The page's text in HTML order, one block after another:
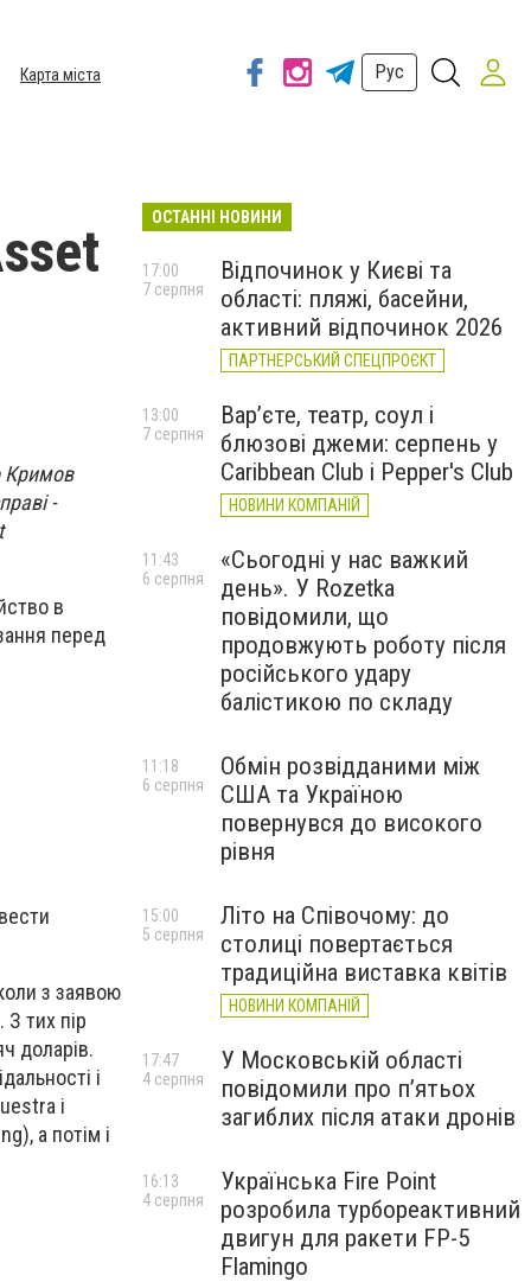
Карта міста Рус
Кримов
-
в
перед
з заявою
тих пір
доларів.
і
і
а потім і
ОСТАННІ НОВИНИ
Відпочинок у Києві та
області: пляжі, басейни,
активний відпочинок 2026
ПАРТНЕРСЬКИЙ СПЕЦПРОЄКТ
17:00
7 серпня
Вар’єте, театр, соул і
блюзові джеми: серпень у
Caribbean Club і Pepper's Club
НОВИНИ КОМПАНІЙ
13:00
7 серпня
«Сьогодні у нас важкий
день». У Rozetka
повідомили, що
продовжують роботу після
російського удару
балістикою по складу
11:43
6 серпня
Обмін розвідданими між
США та Україною
повернувся до високого
рівня
11:18
6 серпня
Літо на Співочому: до
столиці повертається
традиційна виставка квітів
НОВИНИ КОМПАНІЙ
15:00
5 серпня
У Московській області
повідомили про п’ятьох
загиблих після атаки дронів
17:47
4 серпня
Українська Fire Point
розробила турбореактивний
двигун для ракети FP-5
Flamingo
16:13
4 серпня